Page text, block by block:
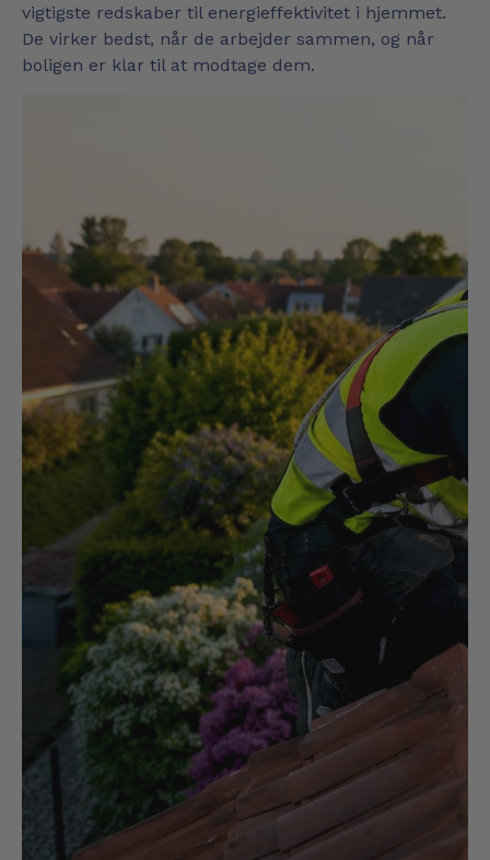
vigtigste redskaber til energieffektivitet i hjemmet.
De virker bedst, når de arbejder sammen, og når
boligen er klar til at modtage dem.